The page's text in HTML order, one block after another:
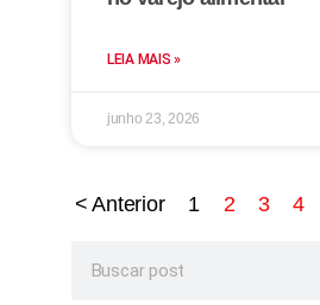
LEIA MAIS »
junho 23, 2026
< Anterior 1 2 3 4